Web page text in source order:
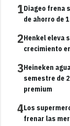
1Diageo frena
de ahorro de
2Henkel eleva
crecimiento
3Heineken
semestre de
premium
4Los
frenar las